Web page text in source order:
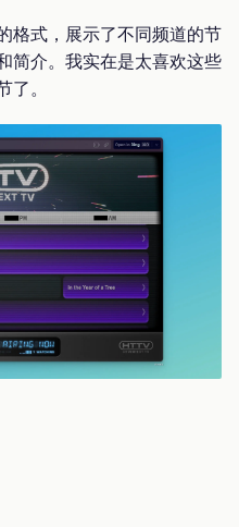
格式，展示了不同频道的节
简介。我实在是太喜欢这些
。